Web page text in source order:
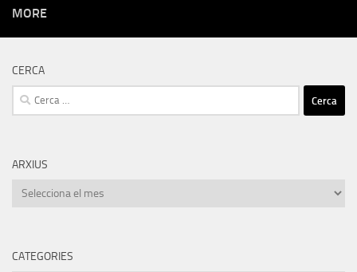
MORE
CERCA
Cerca:
ARXIUS
Arxius
CATEGORIES